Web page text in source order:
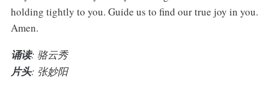
holding tightly to you. Guide us to find our true joy in you.
Amen.
诵读: 骆云秀
片头: 张妙阳